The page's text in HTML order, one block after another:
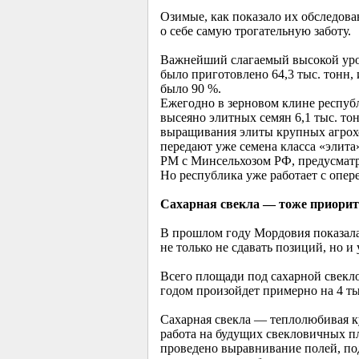
Озимые, как показало их
о себе самую трогательную заботу.
Важнейший слагаемый высокой
было приготовлено 64,3 тыс.
было 90 %.
Ежегодно в зерновом клине
высеяно элитных семян 6,1 тыс.
выращивания элиты крупных
передают уже семена класса
РМ с Минсельхозом РФ,
Но республика уже работает с
Сахарная свекла — тоже
В прошлом году Мордовия
не только не сдавать позиций, но и
Всего площади под сахарной
годом произойдет примерно на 4
Сахарная свекла — теплолюбивая
работа на будущих свекловичных
проведено выравнивание полей,